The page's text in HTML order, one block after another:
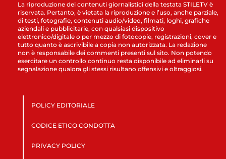
La riproduzione dei contenuti giornalistici della testata STILETV è
riservata. Pertanto, è vietata la riproduzione e l’uso, anche parziale,
di testi, fotografie, contenuti audio/video, filmati, loghi, grafiche
aziendali e pubblicitarie, con qualsiasi dispositivo
elettronico/digitale o per mezzo di fotocopie, registrazioni, cover e
tutto quanto è ascrivibile a copia non autorizzata. La redazione
non è responsabile dei commenti presenti sul sito. Non potendo
esercitare un controllo continuo resta disponibile ad eliminarli su
segnalazione qualora gli stessi risultano offensivi e oltraggiosi.
POLICY EDITORIALE
CODICE ETICO CONDOTTA
PRIVACY POLICY